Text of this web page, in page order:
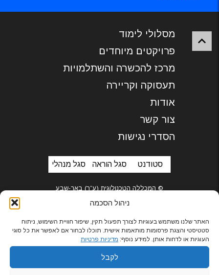
ניהול הסכמה
האתר שלנו משתמש בעוגיות לצורך תפעול תקין, שיפור חוויית השימוש, ניתוח
סטטיסטי והצגת פרסומות מותאמות אישית. תוכלו לבחור אם לאפשר את כל סוגי
העוגיות או לדחות אותן. למידע נוסף: מדיניות פרטיות
לקבל
מסלולי לימוד
פרויקטים מיוחדים
מרכז להכשרה והשתלמויות
תעסוקה וקריירה
אודות
צור קשר
הסדרי נגישות
סטודנט סגל הוראה סגל מנהלי
© המכללה הטכנולוגית (ע”ר) באר-שבע
בניית אתרים